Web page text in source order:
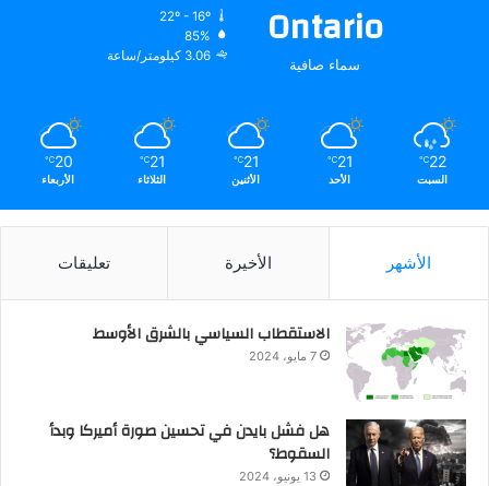
Ontario
سماء صافية
22º - 16º
85%
3.06 كيلومتر/ساعة
22
℃
السبت
21
℃
الأحد
21
℃
الأثنين
21
℃
الثلاثاء
20
℃
الأربعاء
الأشهر الأخيرة تعليقات
الاستقطاب السياسي بالشرق الأوسط
7 مايو، 2024
هل فشل بايدن في تحسين صورة أميركا وبدأ
السقوط؟
13 يونيو، 2024